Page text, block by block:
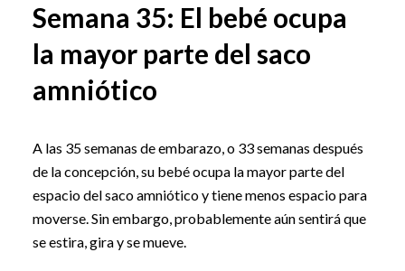
Semana 35: El bebé ocupa
la mayor parte del saco
amniótico
A las 35 semanas de embarazo, o 33 semanas después
de la concepción, su bebé ocupa la mayor parte del
espacio del saco amniótico y tiene menos espacio para
moverse. Sin embargo, probablemente aún sentirá que
se estira, gira y se mueve.